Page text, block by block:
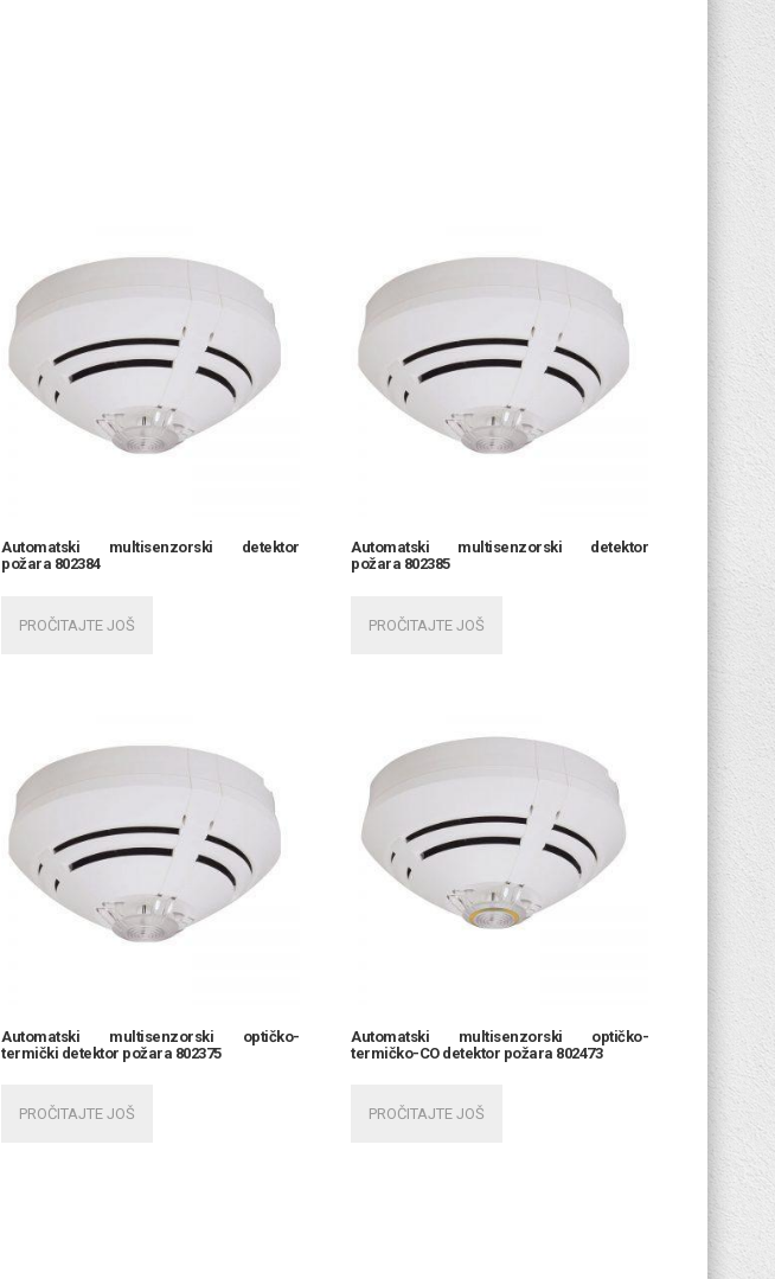
Automatski multisenzorski detektor
požara 802384
PROČITAJTE JOŠ
Automatski multisenzorski detektor
požara 802385
PROČITAJTE JOŠ
Automatski multisenzorski optičko-
termički detektor požara 802375
PROČITAJTE JOŠ
Automatski multisenzorski optičko-
termičko-CO detektor požara 802473
PROČITAJTE JOŠ